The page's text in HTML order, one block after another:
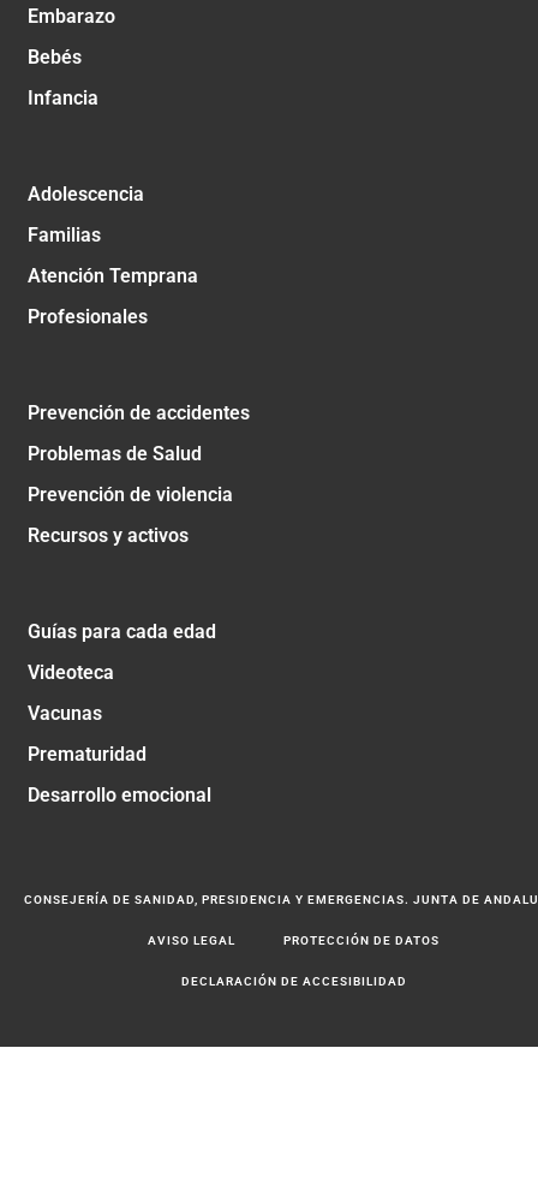
Embarazo
Bebés
Infancia
Adolescencia
Familias
Atención Temprana
Profesionales
Prevención de accidentes
Problemas de Salud
Prevención de violencia
Recursos y activos
Guías para cada edad
Videoteca
Vacunas
Prematuridad
Desarrollo emocional
CONSEJERÍA DE SANIDAD, PRESIDENCIA Y EMERGENCIAS. JUNTA DE
AVISO LEGAL PROTECCIÓN DE DATOS
DECLARACIÓN DE ACCESIBILIDAD